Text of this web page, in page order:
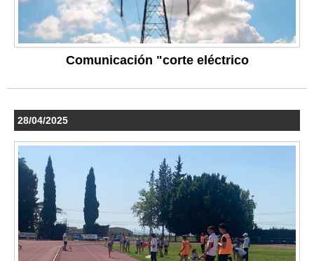
Comunicación "corte eléctrico
28/04/2025